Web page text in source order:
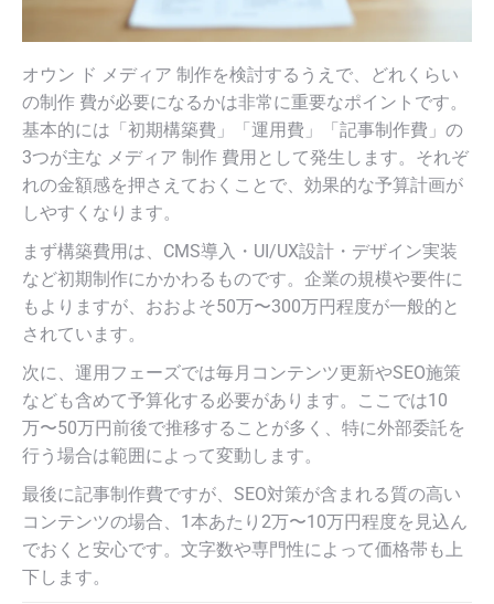
オウン ド メディア 制作を検討するうえで、どれくらい
の制​​作 費が必要になるかは非常に重要なポイントです。
基本的には「初期構築費」「運用費」「記事制作費」の
3つが主な メディア 制作 費用として発生します。それぞ
れの金額感を押さえておくことで、効果的な予算計画が
しやすくなります。
まず構築費用は、CMS導入・UI/UX設計・デザイン実装
など初期制作にかかわるものです。企業の規模や要件に
もよりますが、おおよそ50万〜300万円程度が一般的と
されています。
次に、運用フェーズでは毎月コンテンツ更新やSEO施策
なども含めて予算化する必要があります。ここでは10
万〜50万円前後で推移することが多く、特に外部委託を
行う場合は範囲によって変動します。
最後に記事制作費ですが、SEO対策が含まれる質の高い
コンテンツの場合、1本あたり2万〜10万円程度を見込ん
でおくと安心です。文字数や専門性によって価格帯も上
下します。